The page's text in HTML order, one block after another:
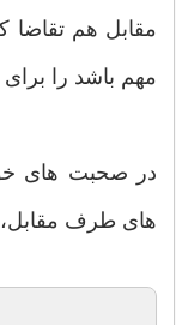
مقابل هم
مهم باشد را
در صحبت های
های طرف